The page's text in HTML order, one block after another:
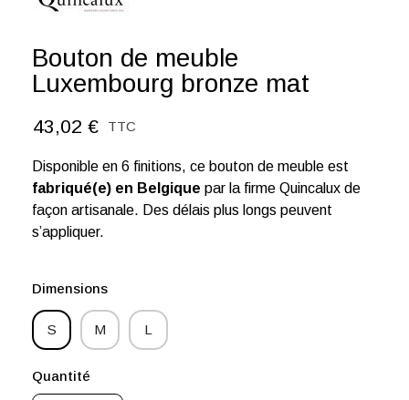
Bouton de meuble
Luxembourg bronze mat
43,02 € TTC
Disponible en 6 finitions, ce bouton de meuble est
fabriqué(e) en Belgique par la firme Quincalux de
façon artisanale. Des délais plus longs peuvent
s’appliquer.
Dimensions
S M L
Quantité